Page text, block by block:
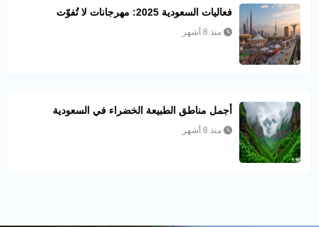
فعاليات السعودية 2025: مهرجانات لا تُفوّت
منذ 8 أشهر
أجمل مناطق الطبيعة الخضراء في السعودية
منذ 8 أشهر